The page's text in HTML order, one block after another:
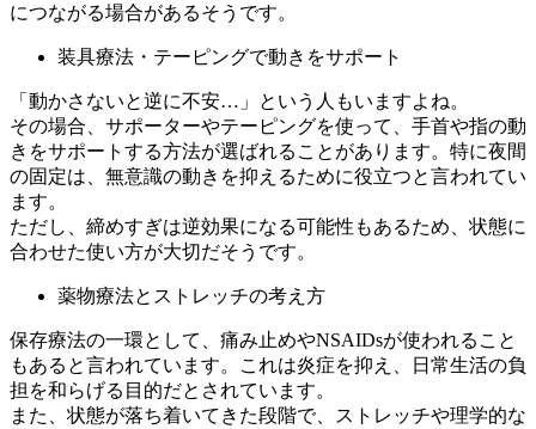
につながる場合があるそうです。
装具療法・テーピングで動きをサポート
「動かさないと逆に不安…」という人もいますよね。
その場合、サポーターやテーピングを使って、手首や指の動
きをサポートする方法が選ばれることがあります。特に夜間
の固定は、無意識の動きを抑えるために役立つと言われてい
ます。
ただし、締めすぎは逆効果になる可能性もあるため、状態に
合わせた使い方が大切だそうです。
薬物療法とストレッチの考え方
保存療法の一環として、痛み止めやNSAIDsが使われること
もあると言われています。これは炎症を抑え、日常生活の負
担を和らげる目的だとされています。
また、状態が落ち着いてきた段階で、ストレッチや理学的な